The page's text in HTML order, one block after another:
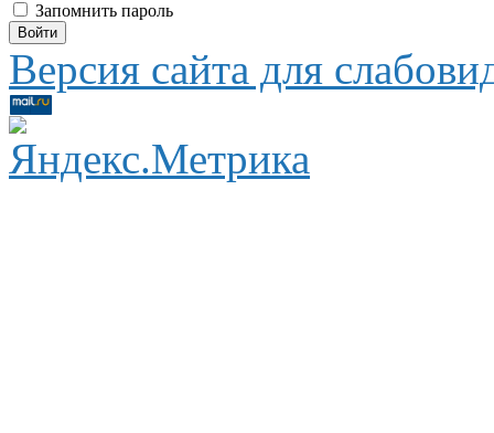
Запомнить пароль
Версия сайта для